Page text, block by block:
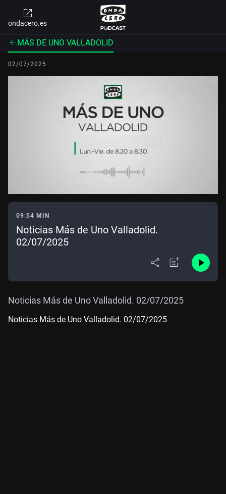
ondacero.es
MÁS DE UNO VALLADOLID
02/07/2025
09:54 MIN
Noticias Más de Uno Valladolid.
02/07/2025
Noticias Más de Uno Valladolid. 02/07/2025
Noticias Más de Uno Valladolid. 02/07/2025